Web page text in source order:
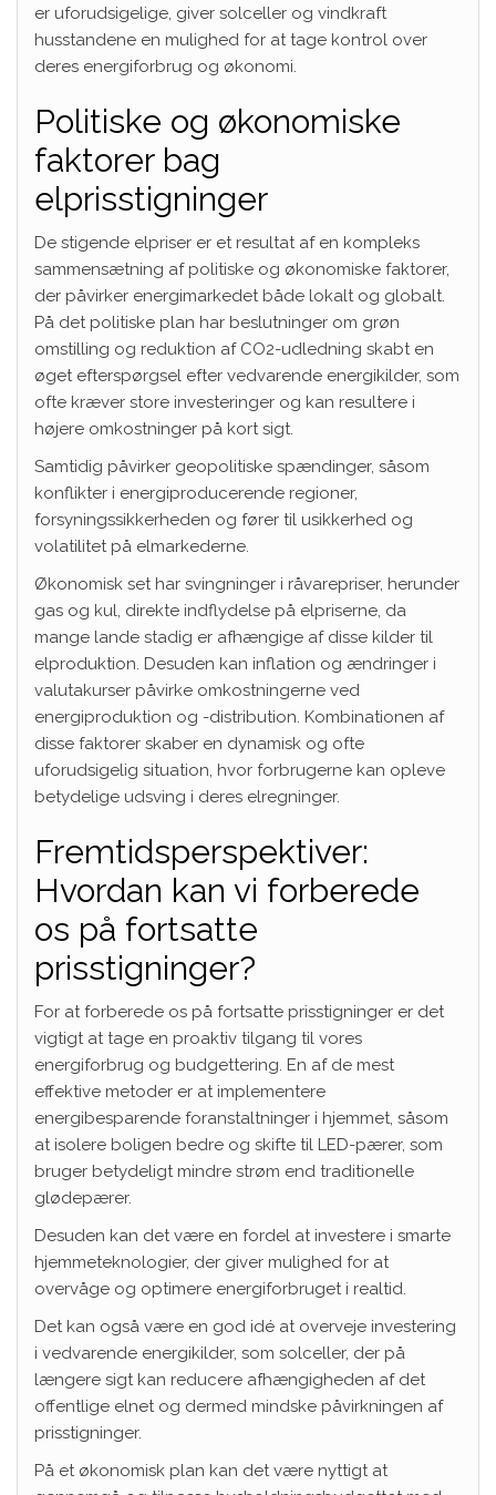
er uforudsigelige, giver solceller og vindkraft
husstandene en mulighed for at tage kontrol over
deres energiforbrug og økonomi.
Politiske og økonomiske
faktorer bag
elprisstigninger
De stigende elpriser er et resultat af en kompleks
sammensætning af politiske og økonomiske faktorer,
der påvirker energimarkedet både lokalt og globalt.
På det politiske plan har beslutninger om grøn
omstilling og reduktion af CO2-udledning skabt en
øget efterspørgsel efter vedvarende energikilder, som
ofte kræver store investeringer og kan resultere i
højere omkostninger på kort sigt.
Samtidig påvirker geopolitiske spændinger, såsom
konflikter i energiproducerende regioner,
forsyningssikkerheden og fører til usikkerhed og
volatilitet på elmarkederne.
Økonomisk set har svingninger i råvarepriser, herunder
gas og kul, direkte indflydelse på elpriserne, da
mange lande stadig er afhængige af disse kilder til
elproduktion. Desuden kan inflation og ændringer i
valutakurser påvirke omkostningerne ved
energiproduktion og -distribution. Kombinationen af
disse faktorer skaber en dynamisk og ofte
uforudsigelig situation, hvor forbrugerne kan opleve
betydelige udsving i deres elregninger.
Fremtidsperspektiver:
Hvordan kan vi forberede
os på fortsatte
prisstigninger?
For at forberede os på fortsatte prisstigninger er det
vigtigt at tage en proaktiv tilgang til vores
energiforbrug og budgettering. En af de mest
effektive metoder er at implementere
energibesparende foranstaltninger i hjemmet, såsom
at isolere boligen bedre og skifte til LED-pærer, som
bruger betydeligt mindre strøm end traditionelle
glødepærer.
Desuden kan det være en fordel at investere i smarte
hjemmeteknologier, der giver mulighed for at
overvåge og optimere energiforbruget i realtid.
Det kan også være en god idé at overveje investering
i vedvarende energikilder, som solceller, der på
længere sigt kan reducere afhængigheden af det
offentlige elnet og dermed mindske påvirkningen af
prisstigninger.
På et økonomisk plan kan det være nyttigt at